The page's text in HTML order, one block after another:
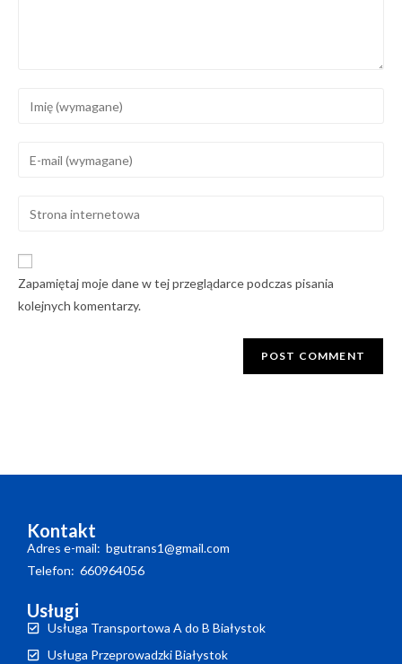
Zapamiętaj moje dane w tej przeglądarce podczas pisania
kolejnych komentarzy.
Kontakt
Adres e-mail: bgutrans1@gmail.com
Telefon: 660964056
Usługi
Usługa Transportowa A do B Białystok
Usługa Przeprowadzki Białystok